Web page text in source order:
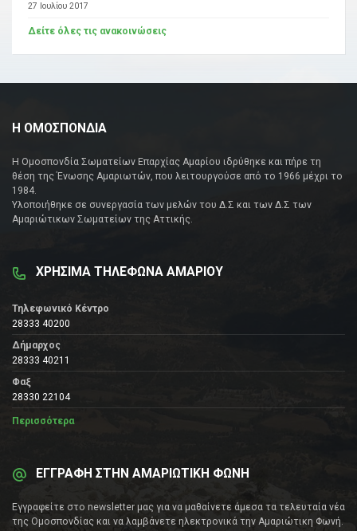
27 Ιουλίου 2017
Δείτε όλες τις ανακοινώσεις
Η ΟΜΟΣΠΟΝΔΙΑ
Η Ομοσπονδία Σωματείων Επαρχίας Αμαρίου ιδρύθηκε και πήρε τη
θέση της Ένωσης Αμαριωτών, που λειτουργούσε από το 1966 μέχρι το
1984.
Υλοποιήθηκε σε συνεργασία των μελών του Δ.Σ και των Δ.Σ των
Αμαριώτικων Σωματείων της Αττικής.
ΧΡΗΣΙΜΑ ΤΗΛΕΦΩΝΑ ΑΜΑΡΙΟΥ
Τηλεφωνικό Κέντρο
28333 40200
Δήμαρχος
28333 40211
Φαξ
28330 22104
Περισσότερα
ΕΓΓΡΑΦΗ ΣΤΗΝ ΑΜΑΡΙΩΤΙΚΗ ΦΩΝΗ
Εγγραφείτε στο newsletter μας για να μαθαίνετε άμεσα τα τελευταία νέα
της Ομοσπονδίας και να λαμβάνετε ηλεκτρονικά την Αμαριώτικη Φωνή.